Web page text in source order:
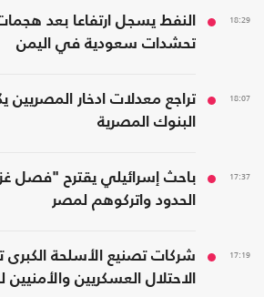
18:29
النفط يسجل ارتفاعا بعد
تحشدات سعودية في اليمن
18:07
تراجع معدلات ادخار
البنوك المصرية
17:37
باحث إسرائيلي يقترح "فصل غزة
الحدود واتركوهم لمصر
17:19
شركات تصنيع الأسلحة
الاحتلال العسكريين